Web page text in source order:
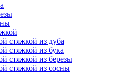
стяжкой из дуба
стяжкой из бука
стяжкой из березы
стяжкой из сосны